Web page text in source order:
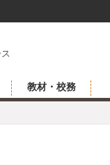
教材・校務